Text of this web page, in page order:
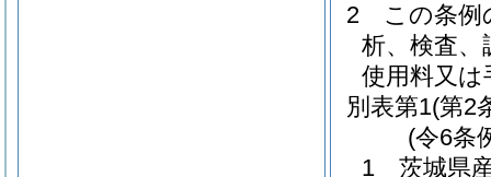
2
この条例
析、検査
使用料又
別表第1(第2
(令6条
1 茨城県